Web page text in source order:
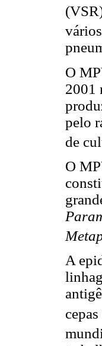
O
2001
pelo
de
O
A